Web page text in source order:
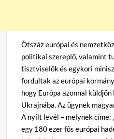
Ötszáz európai és
politikai szereplő, valamint
tisztviselők és egykori
fordultak az európai
hogy Európa azonnal
Ukrajnába. Az ügynek
A nyílt levél – melynek címe:
egy 180 ezer fős európai